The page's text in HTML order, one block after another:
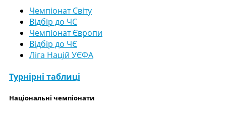
Чемпіонат Світу
Відбір до ЧС
Чемпіонат Європи
Відбір до ЧЄ
Ліга Націй УЄФА
Турнірні таблиці
Національні чемпіонати